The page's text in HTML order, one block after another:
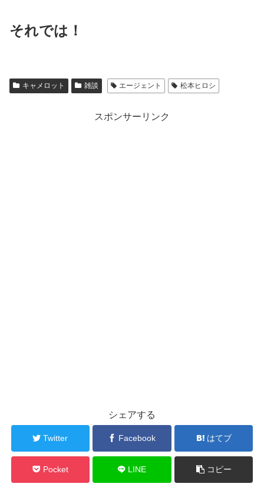
それでは！
キャメロット 雑談 エージェント 松本ヒロシ
スポンサーリンク
シェアする
Twitter Facebook はてブ
Pocket LINE コピー